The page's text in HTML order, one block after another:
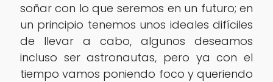
soñar con lo que seremos en un futuro; en
un principio tenemos unos ideales difíciles
de llevar a cabo, algunos deseamos
incluso ser astronautas, pero ya con el
tiempo vamos poniendo foco y queriendo